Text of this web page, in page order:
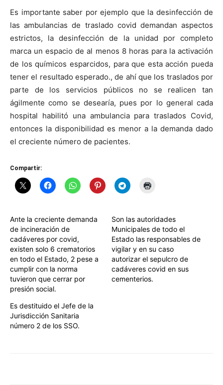
Es importante saber por ejemplo que la desinfección de
las ambulancias de traslado covid demandan aspectos
estrictos, la desinfección de la unidad por completo
marca un espacio de al menos 8 horas para la activación
de los químicos esparcidos, para que esta acción pueda
tener el resultado esperado., de ahí que los traslados por
parte de los servicios públicos no se realicen tan
ágilmente como se desearía, pues por lo general cada
hospital habilitó una ambulancia para traslados Covid,
entonces la disponibilidad es menor a la demanda dado
el creciente número de pacientes.
Compartir:
Ante la creciente demanda
de incineración de
cadáveres por covid,
existen solo 6 crematorios
en todo el Estado, 2 pese a
cumplir con la norma
tuvieron que cerrar por
presión social.
Son las autoridades
Municipales de todo el
Estado las responsables de
vigilar y en su caso
autorizar el sepulcro de
cadáveres covid en sus
cementerios.
Es destituido el Jefe de la
Jurisdicción Sanitaria
número 2 de los SSO.